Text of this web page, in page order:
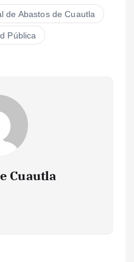
de Abastos de Cuautla
Pública
Cuautla